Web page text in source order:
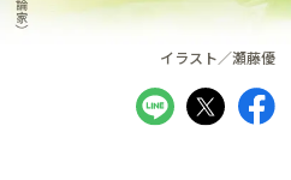
イラスト／瀬藤優